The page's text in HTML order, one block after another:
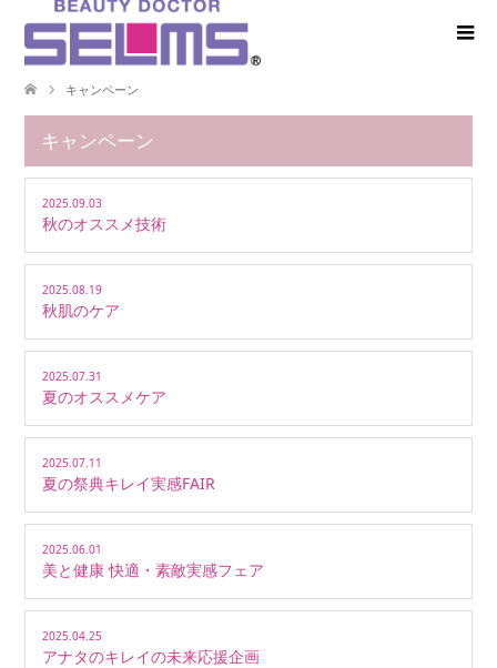
キャンペーン
キャンペーン
2025.09.03
秋のオススメ技術
2025.08.19
秋肌のケア
2025.07.31
夏のオススメケア
2025.07.11
夏の祭典キレイ実感FAIR
2025.06.01
美と健康 快適・素敵実感フェア
2025.04.25
アナタのキレイの未来応援企画